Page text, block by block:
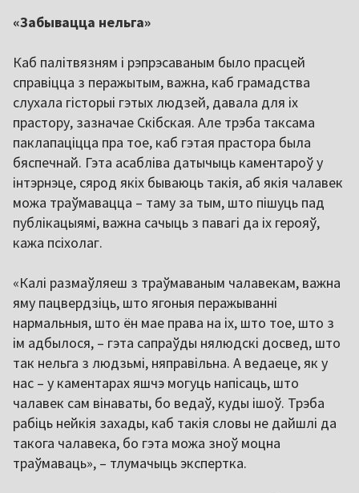
«Забывацца нельга»
Каб палітвязням і рэпрэсаваным было прасцей
справіцца з перажытым, важна, каб грамадства
слухала гісторыі гэтых людзей, давала для іх
прастору, зазначае Скібская. Але трэба таксама
паклапаціцца пра тое, каб гэтая прастора была
бяспечнай. Гэта асабліва датычыць каментароў у
інтэрнэце, сярод якіх бываюць такія, аб якія чалавек
можа траўмавацца – таму за тым, што пішуць пад
публікацыямі, важна сачыць з павагі да іх герояў,
кажа псіхолаг.
«Калі размаўляеш з траўмаваным чалавекам, важна
яму пацвердзіць, што ягоныя перажыванні
нармальныя, што ён мае права на іх, што тое, што з
ім адбылося, – гэта сапраўды нялюдскі досвед, што
так нельга з людзьмі, няправільна. А ведаеце, як у
нас – у каментарах яшчэ могуць напісаць, што
чалавек сам вінаваты, бо ведаў, куды ішоў. Трэба
рабіць нейкія захады, каб такія словы не дайшлі да
такога чалавека, бо гэта можа зноў моцна
траўмаваць», – тлумачыць экспертка.